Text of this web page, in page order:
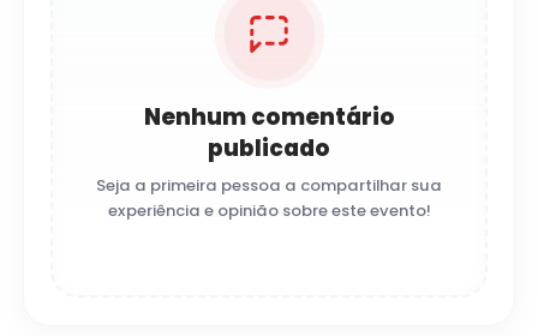
Nenhum comentário
publicado
Seja a primeira pessoa a compartilhar sua
experiência e opinião sobre este evento!